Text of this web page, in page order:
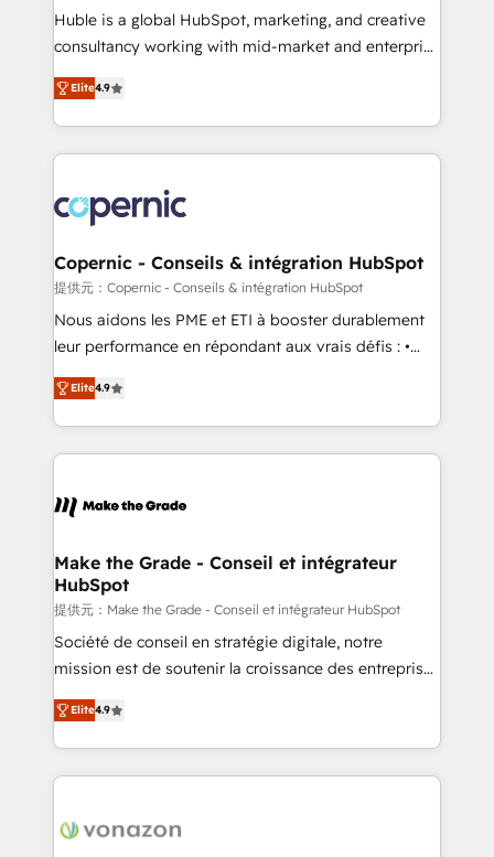
Get your sales team fully using HubSpot • Track
pipeline and revenue across the entire buyer journey
growth • Create content and videos that attract
buyers • Use AI to scale smarter Our coaching-led
lasts. So if you're ready to become the most trusted
voice in your market, let’s talk.
Huble is a global HubSpot, marketing, and creative
consultancy working with mid-market and enterprise
businesses. We go beyond implementation, shaping
the strategy, processes, and teams that turn
HubSpot into a genuine growth engine. Named
HubSpot's Global Partner of the Year in 2024,
worldwide, and with over 15 years in the ecosystem,
Huble has built a track record that speaks for itself.
One company, one operating model, delivering
across offices and consulting teams in the UK, USA,
Canada, Germany, France, Belgium, Singapore, and
South Africa. Certified compliant with ISO/IEC
international offices and 175+ employees.
Elite4.9
Copernic - Conseils & intégration HubSpot
提供元：Copernic - Conseils & intégration HubSpot
Nous aidons les PME et ETI à booster durablement
leur performance en répondant aux vrais défis : •
Intégration de HubSpot avec d’autres outils (ERP,
téléphonie, etc.) • Alignement des équipes grâce à un
outil et des données partagées • Amélioration de la
collecte et de l’analyse des données pour des
de la productivité des équipes Notre équipe de 30
avec un engagement total, alignant processus
métiers et technologie, et guidant vos équipes à
travers le changement, tout en centrant vos objectifs
d’entreprise. Grâce à une méthodologie éprouvée
auprès de plus de 400 clients, nous comprenons
HubSpot dans votre organisation. Pour toute
question technique ou besoin de structuration de
Elite4.9
Make the Grade - Conseil et intégrateur
HubSpot
提供元：Make the Grade - Conseil et intégrateur HubSpot
Société de conseil en stratégie digitale, notre
mission est de soutenir la croissance des entreprises
B2B à travers l’acquisition de nouveaux clients,
l'intégration CRM et le développement des revenus
auprès de vos comptes existants. En France et à
l'international, nous travaillons avec des ETI
delà d’une simple transformation digitale et des
Elite4.9